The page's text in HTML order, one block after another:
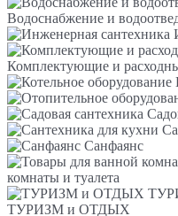
Водоснабжение и
Комплектующие и
Санфаянс
комнаты и туалета
ТУРИЗМ и ОТДЫХ